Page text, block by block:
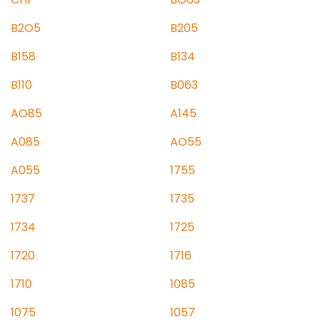
B2O5
B205
B158
B134
B110
B063
AO85
A145
A085
AO55
A055
1755
1737
1735
1734
1725
1720
1716
1710
1085
1075
1057